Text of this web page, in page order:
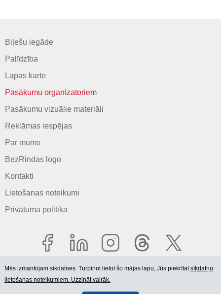
Biļešu iegāde
Palīdzība
Lapas karte
Pasākumu organizatoriem
Pasākumu vizuālie materiāli
Reklāmas iespējas
Par mums
BezRindas logo
Kontakti
Lietošanas noteikumi
Privātuma politika
© 2006-2026 SIA "BEZRINDAS.LV".
Mēs izmantojam sīkdatnes. Turpinot lietot šo mājas lapu, Jūs piekrītatsīkdatņu
lietošanas noteikumiem. Uzzināt vairāk.